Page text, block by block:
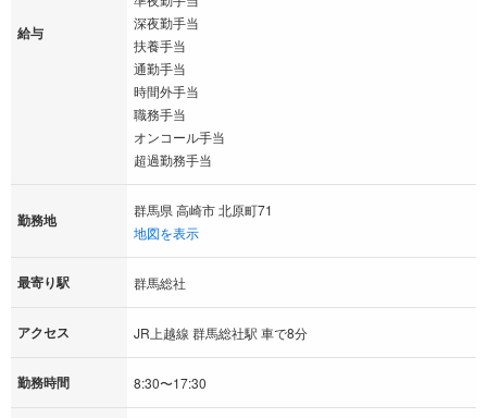
給与
深夜勤手当
扶養手当
通勤手当
時間外手当
職務手当
オンコール手当
超過勤務手当
勤務地
群馬県 高崎市 北原町71
地図を表示
最寄り駅 群馬総社
アクセス JR上越線 群馬総社駅 車で8分
勤務時間 8:30〜17:30